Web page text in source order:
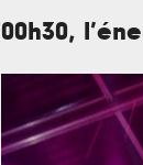
00h30,